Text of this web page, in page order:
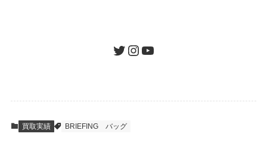
査定結果のご承認 / 入金
ツイッターインスタグラムユーチューブ
買取実績 BRIEFING バッグ